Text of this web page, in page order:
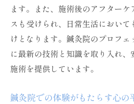
ます。また、施術後のアフターケ
スも受けられ、日常生活におい
けとなります。鍼灸院のプロフ
に最新の技術と知識を取り入れ
施術を提供しています。
鍼灸院での体験がもたらす心の